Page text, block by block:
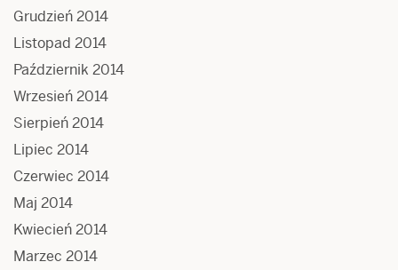
Grudzień 2014
Listopad 2014
Październik 2014
Wrzesień 2014
Sierpień 2014
Lipiec 2014
Czerwiec 2014
Maj 2014
Kwiecień 2014
Marzec 2014